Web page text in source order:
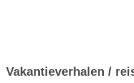
Vakantieverhalen /